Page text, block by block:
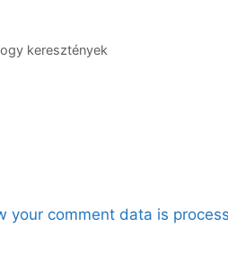
keresztények
your comment data is